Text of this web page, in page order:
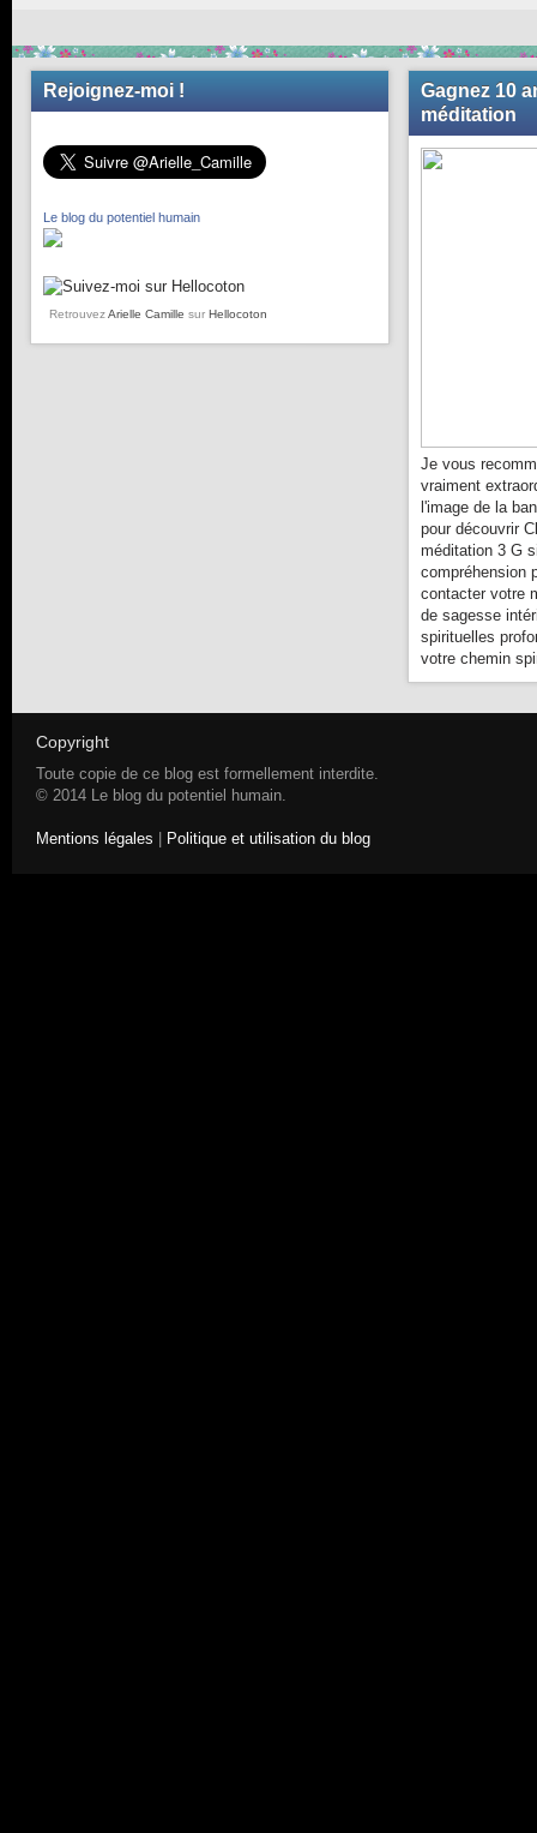
Rejoignez-moi !
Le blog du potentiel humain
RetrouvezArielle Camille sur Hellocoton
Gagnez 10
méditation
Je vous
vraiment
l'image de la
pour découvrir
méditation 3 G
compréhension
contacter votre
de sagesse
spirituelles
votre chemin
Copyright
Toute copie de ce blog est formellement interdite.
© 2014 Le blog du potentiel humain.
Mentions légales Politique et utilisation du blog